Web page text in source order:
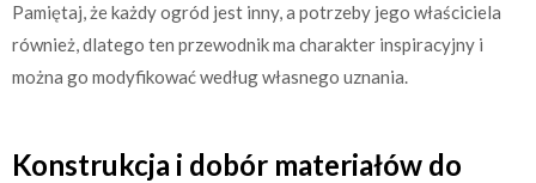
Pamiętaj, że każdy ogród jest inny, a potrzeby jego właściciela
również, dlatego ten przewodnik ma charakter inspiracyjny i
można go modyfikować według własnego uznania.
Konstrukcja i dobór materiałów do